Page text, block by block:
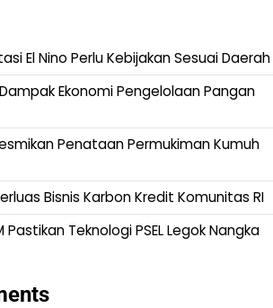
El Nino Perlu Kebijakan Sesuai Daerah
Ekonomi Pengelolaan Pangan
Penataan Permukiman Kumuh
Bisnis Karbon Kredit Komunitas RI
Pastikan Teknologi PSEL Legok Nangka